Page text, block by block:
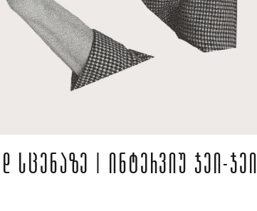
ᲡᲪᲔᲜᲐᲖᲔ | ᲘᲜᲢᲔᲠᲕᲘᲣ ᲯᲔᲘ-ᲯᲔᲘ